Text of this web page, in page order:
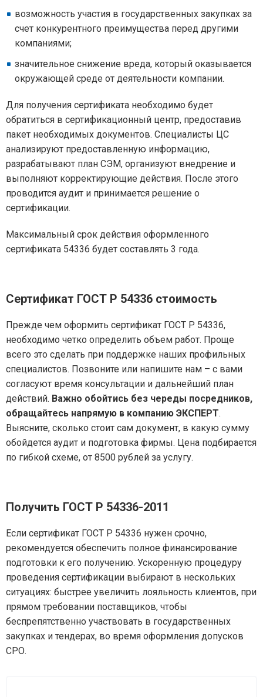
возможность участия в государственных закупках за
счет конкурентного преимущества перед другими
компаниями;
значительное снижение вреда, который оказывается
окружающей среде от деятельности компании.
Для получения сертификата необходимо будет
обратиться в сертификационный центр, предоставив
пакет необходимых документов. Специалисты ЦС
анализируют предоставленную информацию,
разрабатывают план СЭМ, организуют внедрение и
выполняют корректирующие действия. После этого
проводится аудит и принимается решение о
сертификации.
Максимальный срок действия оформленного
сертификата 54336 будет составлять 3 года.
Сертификат ГОСТ Р 54336 стоимость
Прежде чем оформить сертификат ГОСТ Р 54336,
необходимо четко определить объем работ. Проще
всего это сделать при поддержке наших профильных
специалистов. Позвоните или напишите нам – с вами
согласуют время консультации и дальнейший план
действий. Важно обойтись без череды посредников,
обращайтесь напрямую в компанию ЭКСПЕРТ.
Выясните, сколько стоит сам документ, в какую сумму
обойдется аудит и подготовка фирмы. Цена подбирается
по гибкой схеме, от 8500 рублей за услугу.
Получить ГОСТ Р 54336-2011
Если сертификат ГОСТ Р 54336 нужен срочно,
рекомендуется обеспечить полное финансирование
подготовки к его получению. Ускоренную процедуру
проведения сертификации выбирают в нескольких
ситуациях: быстрее увеличить лояльность клиентов, при
прямом требовании поставщиков, чтобы
беспрепятственно участвовать в государственных
закупках и тендерах, во время оформления допусков
СРО.